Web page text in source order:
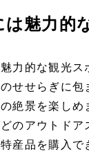
は魅力的
力的な観光
せせらぎに
絶景を楽し
のアウトドア
産品を購入で